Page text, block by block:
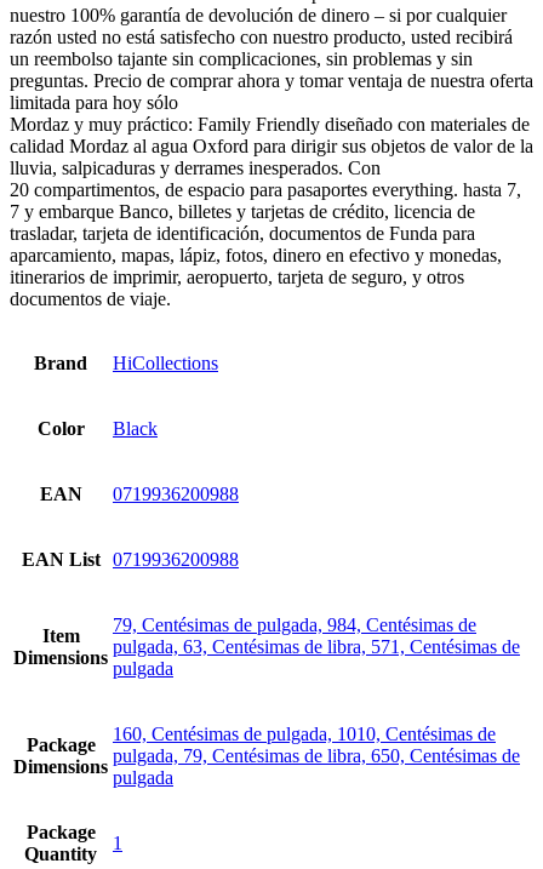
nuestro 100% garantía de devolución de dinero – si por cualquier
razón usted no está satisfecho con nuestro producto, usted recibirá
un reembolso tajante sin complicaciones, sin problemas y sin
preguntas. Precio de comprar ahora y tomar ventaja de nuestra oferta
limitada para hoy sólo
Mordaz y muy práctico: Family Friendly diseñado con materiales de
calidad Mordaz al agua Oxford para dirigir sus objetos de valor de la
lluvia, salpicaduras y derrames inesperados. Con
20 compartimentos, de espacio para pasaportes everything. hasta 7,
7 y embarque Banco, billetes y tarjetas de crédito, licencia de
trasladar, tarjeta de identificación, documentos de Funda para
aparcamiento, mapas, lápiz, fotos, dinero en efectivo y monedas,
itinerarios de imprimir, aeropuerto, tarjeta de seguro, y otros
documentos de viaje.
Brand HiCollections
Color Black
EAN 0719936200988
EAN List 0719936200988
Item
Dimensions
79, Centésimas de pulgada, 984, Centésimas de
pulgada, 63, Centésimas de libra, 571, Centésimas de
pulgada
Package
Dimensions
160, Centésimas de pulgada, 1010, Centésimas de
pulgada, 79, Centésimas de libra, 650, Centésimas de
pulgada
Package
Quantity
1